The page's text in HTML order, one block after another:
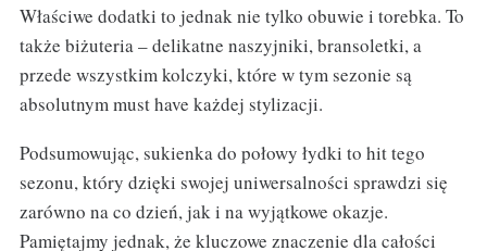
Właściwe dodatki to jednak nie tylko obuwie i torebka. To
także biżuteria – delikatne naszyjniki, bransoletki, a
przede wszystkim kolczyki, które w tym sezonie są
absolutnym must have każdej stylizacji.
Podsumowując, sukienka do połowy łydki to hit tego
sezonu, który dzięki swojej uniwersalności sprawdzi się
zarówno na co dzień, jak i na wyjątkowe okazje.
Pamiętajmy jednak, że kluczowe znaczenie dla całości